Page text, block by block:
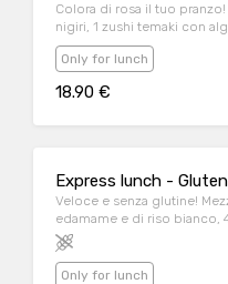
Colora di rosa il tuo pranzo!
nigiri, 1 zushi temaki con
pink salmon passion (6
Only for lunch
18.90 €
Express lunch -
Veloce e senza glutine!
edamame e di riso bianco,
Only for lunch